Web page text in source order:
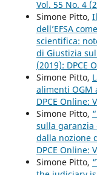
Vol. 55 No. 4
Simone Pitto,
dell’EFSA
scientifica:
di Giustizia
(2019): DPCE
Simone Pitto,
alimenti OGM
DPCE Online:
Simone Pitto,
sulla
dalla nozione
DPCE Online:
Simone Pitto,